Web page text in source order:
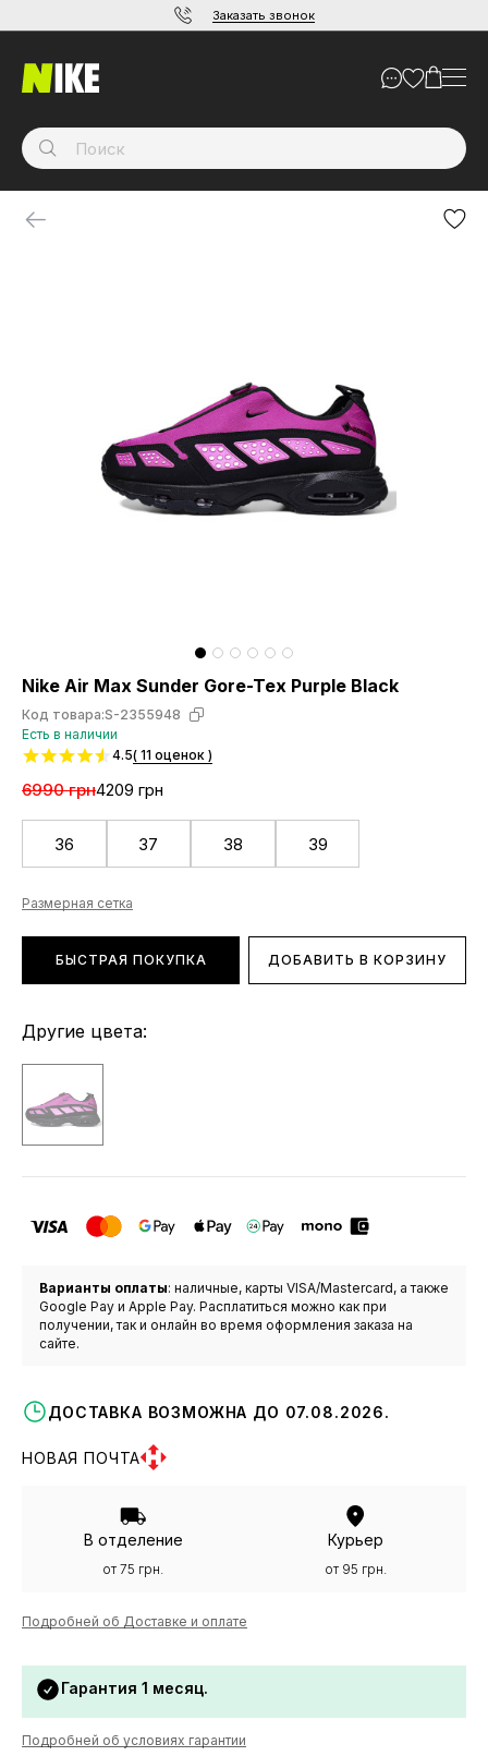
Заказать звонок
Nike Air Max Sunder Gore-Tex Purple Black
Код товара:S-2355948
Есть в наличии
4.5( 11 оценок )
6990 грн4209 грн
36 37 38 39
Размерная сетка
БЫСТРАЯ ПОКУПКА ДОБАВИТЬ В КОРЗИНУ
Другие цвета:
Варианты оплаты: наличные, карты VISA/Mastercard, а также
Google Pay и Apple Pay. Расплатиться можно как при
получении, так и онлайн во время оформления заказа на
сайте.
ДОСТАВКА ВОЗМОЖНА ДО 07.08.2026.
НОВАЯ ПОЧТА
В отделение
от 75 грн.
Курьер
от 95 грн.
Подробней об Доставке и оплате
Гарантия 1 месяц.
Подробней об условиях гарантии